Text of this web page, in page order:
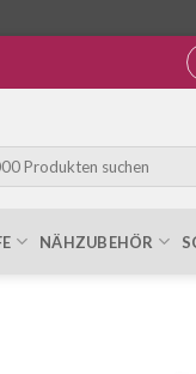
NÄHZUBEHÖR